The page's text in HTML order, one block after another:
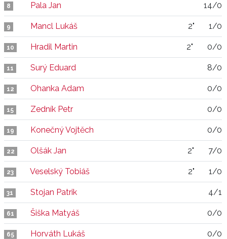
8 Pala Jan 14/0
9 Mancl Lukáš 2" 1/0
10 Hradil Martin 2" 0/0
11 Surý Eduard 8/0
12 Ohanka Adam 0/0
15 Zedník Petr 0/0
19 Konečný Vojtěch 0/0
22 Olšák Jan 2" 7/0
23 Veselský Tobiáš 2" 1/0
31 Stojan Patrik 4/1
61 Šiška Matyáš 0/0
65 Horváth Lukáš 0/0